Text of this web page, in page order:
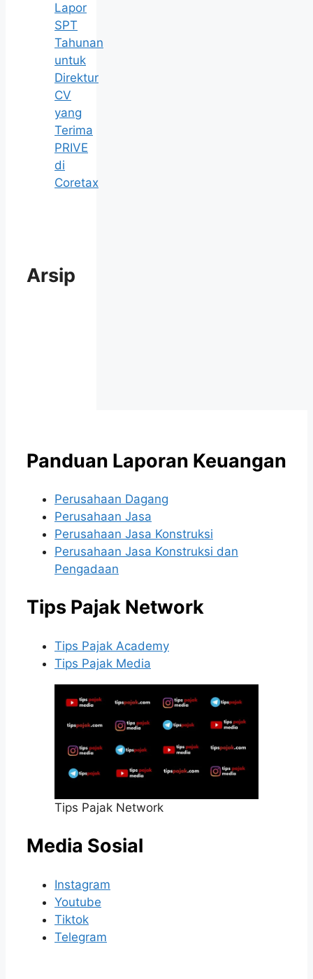
Lapor
SPT
Tahunan
untuk
Direktur
CV
yang
Terima
PRIVE
di
Coretax
Arsip
Panduan Laporan Keuangan
Perusahaan Dagang
Perusahaan Jasa
Perusahaan Jasa Konstruksi
Perusahaan Jasa Konstruksi dan
Pengadaan
Tips Pajak Network
Tips Pajak Academy
Tips Pajak Media
Tips Pajak Network
Media Sosial
Instagram
Youtube
Tiktok
Telegram